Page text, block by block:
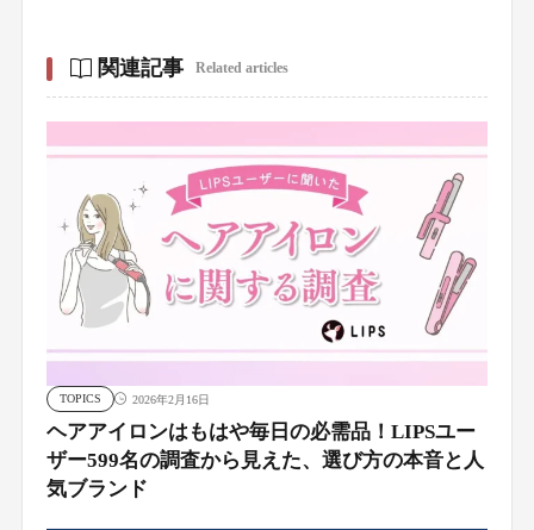
関連記事 Related articles
TOPICS 2026年2月16日
ヘアアイロンはもはや毎日の必需品！LIPSユー
ザー599名の調査から見えた、選び方の本音と人
気ブランド